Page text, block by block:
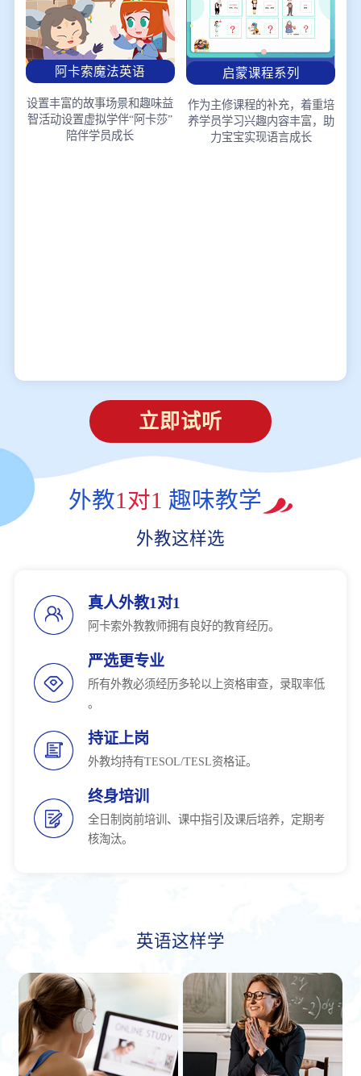
阿卡索魔法英语
设置丰富的故事场景和趣味益
智活动设置虚拟学伴“阿卡莎”
陪伴学员成长
启蒙课程系列
作为主修课程的补充，着重培
养学员学习兴趣内容丰富，助
力宝宝实现语言成长
立即试听
外教1对1 趣味教学
外教这样选
真人外教1对1
阿卡索外教教师拥有良好的教育经历。
严选更专业
所有外教必须经历多轮以上资格审查，录取率低
。
持证上岗
外教均持有TESOL/TESL资格证。
终身培训
全日制岗前培训、课中指引及课后培养，定期考
核淘汰。
英语这样学